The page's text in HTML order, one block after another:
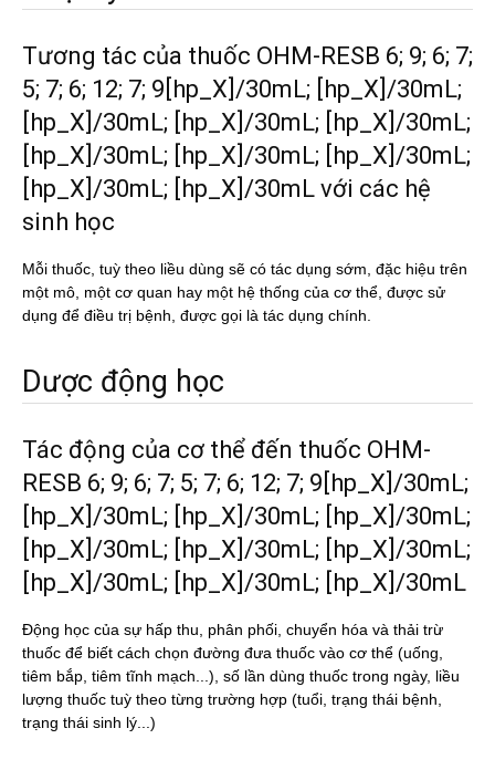
Tương tác của thuốc OHM-RESB 6; 9; 6; 7;
5; 7; 6; 12; 7; 9[hp_X]/30mL; [hp_X]/30mL;
[hp_X]/30mL; [hp_X]/30mL; [hp_X]/30mL;
[hp_X]/30mL; [hp_X]/30mL; [hp_X]/30mL;
[hp_X]/30mL; [hp_X]/30mL với các hệ
sinh học
Mỗi thuốc, tuỳ theo liều dùng sẽ có tác dụng sớm, đặc hiệu trên
một mô, một cơ quan hay một hệ thống của cơ thể, được sử
dụng để điều trị bệnh, được gọi là tác dụng chính.
Dược động học
Tác động của cơ thể đến thuốc OHM-
RESB 6; 9; 6; 7; 5; 7; 6; 12; 7; 9[hp_X]/30mL;
[hp_X]/30mL; [hp_X]/30mL; [hp_X]/30mL;
[hp_X]/30mL; [hp_X]/30mL; [hp_X]/30mL;
[hp_X]/30mL; [hp_X]/30mL; [hp_X]/30mL
Động học của sự hấp thu, phân phối, chuyển hóa và thải trừ
thuốc để biết cách chọn đường đưa thuốc vào cơ thể (uống,
tiêm bắp, tiêm tĩnh mạch...), số lần dùng thuốc trong ngày, liều
lượng thuốc tuỳ theo từng trường hợp (tuổi, trạng thái bệnh,
trạng thái sinh lý...)